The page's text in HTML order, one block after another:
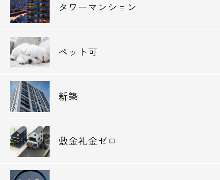
タワーマンション
ペット可
新築
敷金礼金ゼロ